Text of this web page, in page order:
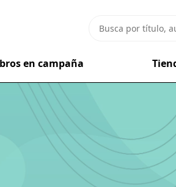
en campaña